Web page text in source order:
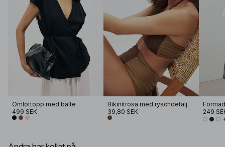
Omlottopp med bälte
499 SEK
Bikinitrosa med ryschdetalj
39,80 SEK
249